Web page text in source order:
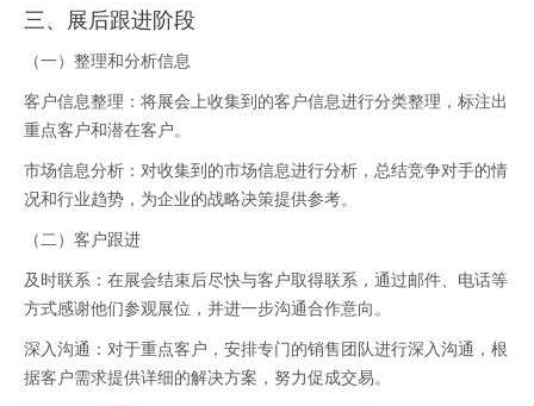
三、展后跟进阶段
（一）整理和分析信息
客户信息整理：将展会上收集到的客户信息进行分类整理，标注出
重点客户和潜在客户。
市场信息分析：对收集到的市场信息进行分析，总结竞争对手的情
况和行业趋势，为企业的战略决策提供参考。
（二）客户跟进
及时联系：在展会结束后尽快与客户取得联系，通过邮件、电话等
方式感谢他们参观展位，并进一步沟通合作意向。
深入沟通：对于重点客户，安排专门的销售团队进行深入沟通，根
据客户需求提供详细的解决方案，努力促成交易。